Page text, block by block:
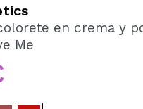
en Maquillalia.com
revisar el
en crema y
Me